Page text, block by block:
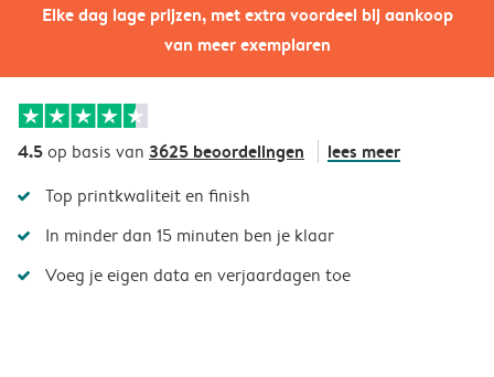
Elke dag lage prijzen, met extra voordeel bij aankoop
van meer exemplaren
4.5op basis van 3625 beoordelingen lees meer
Top printkwaliteit en finish
In minder dan 15 minuten ben je klaar
Voeg je eigen data en verjaardagen toe